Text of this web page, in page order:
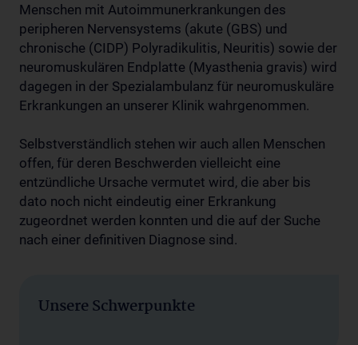
Menschen mit Autoimmunerkrankungen des
peripheren Nervensystems (akute (GBS) und
chronische (CIDP) Polyradikulitis, Neuritis) sowie der
neuromuskulären Endplatte (Myasthenia gravis) wird
dagegen in der Spezialambulanz für neuromuskuläre
Erkrankungen an unserer Klinik wahrgenommen.
Selbstverständlich stehen wir auch allen Menschen
offen, für deren Beschwerden vielleicht eine
entzündliche Ursache vermutet wird, die aber bis
dato noch nicht eindeutig einer Erkrankung
zugeordnet werden konnten und die auf der Suche
nach einer definitiven Diagnose sind.
Unsere Schwerpunkte